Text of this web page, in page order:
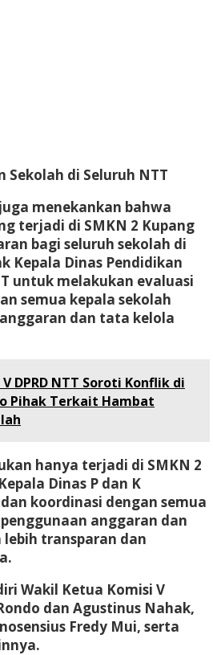
Sekolah di Seluruh NTT
menekankan bahwa
terjadi di SMKN 2 Kupang
bagi seluruh sekolah di
Kepala Dinas Pendidikan
untuk melakukan evaluasi
semua kepala sekolah
dan tata kelola
DPRD NTT Soroti Konflik di
Pihak Terkait Hambat
hanya terjadi di SMKN 2
Dinas P dan K
koordinasi dengan semua
anggaran dan
transparan dan
Wakil Ketua Komisi V
dan Agustinus Nahak,
Fredy Mui, serta